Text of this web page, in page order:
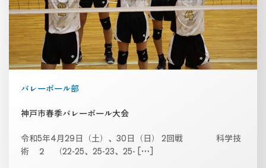
バレーボール部
神戸市春季バレーボール大会
令和5年4月29日（土）、30日（日） 2回戦 科学技
術 ２ （22-25、25-23、25- […]